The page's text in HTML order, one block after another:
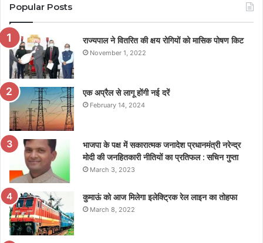
Popular Posts
राज्यपाल ने वितरित की क्षय रोगियों को मासिक पोषण किट
November 1, 2022
एक अप्रैल से लागू होंगी नई दरें
February 14, 2024
भाजपा के पक्ष में सकारात्मक जनादेश प्रधानमंत्री नरेन्द्र
मोदी की जनहितकारी नीतियों का प्रतिफल : सचिन गुप्ता
March 3, 2023
कुमाऊं को आज मिलेगा इलेक्ट्रिक रेल लाइन का तोहफा
March 8, 2022